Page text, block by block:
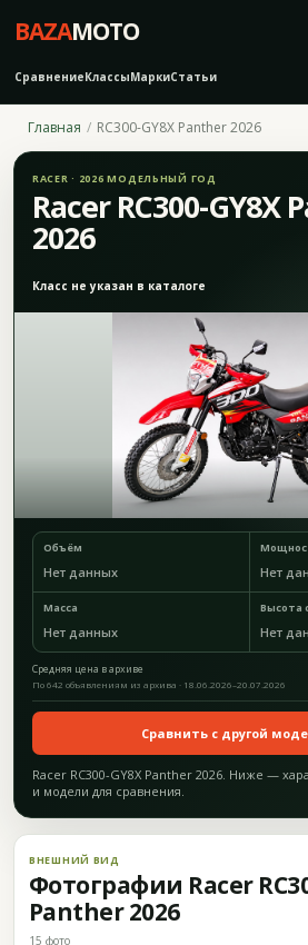
BAZAMOTO
СравнениеКлассыМаркиСтатьи
Главная RC300-GY8X Panther 2026
RACER · 2026 МОДЕЛЬНЫЙ ГОД
Racer RC300-GY8X
2026
Класс не указан в каталоге
Объём
Нет данных Нет
Масса
Нет данных
Высота
Нет
Средняя цена в архиве
По 642 объявлениям из архива · 18.06.2026–20.07.2026
Сравнить с другой
Racer RC300-GY8X Panther 2026. Ниже —
и модели для сравнения.
ВНЕШНИЙ ВИД
Фотографии Racer
Panther 2026
15 фото